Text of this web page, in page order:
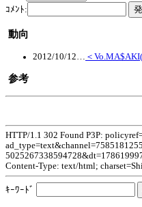
ｺﾒﾝﾄ:
動向
2012/10/12 ＜
参考
HTTP/1.1 302 Found P3P:
Content-Type: text/html;
ｷｰﾜｰﾄﾞ